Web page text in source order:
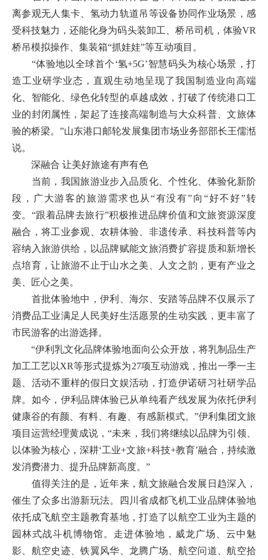
离参观无人集卡、氢动力轨道吊等设备协同作业场景，感
受科技魅力，还能化身为码头装卸工、桥吊司机，体验VR
桥吊模拟操作、集装箱“抓娃娃”等互动项目。
“体验地以全球首个‘氢+5G’智慧码头为核心场景，打
造工业研学业态，直观生动地呈现了我国制造业向高端
化、智能化、绿色化转型的卓越成效，打破了传统港口工
业的封闭属性，架起了连接高端制造与大众科普、文旅体
验的桥梁。”山东港口邮轮发展集团市场业务部部长王儒湉
说。
深融合 让美好旅途有声有色
当前，我国旅游业步入品质化、个性化、体验化新阶
段，广大游客的旅游需求也从“有没有”向“好不好”转
变。“跟着品牌去旅行”积极推进品牌价值和文旅资源深度
融合，将工业参观、农耕体验、非遗传承、科技科普等内
容纳入旅游供给，以品牌赋能文旅消费扩容提质和新增长
点培育，让旅游不止于山水之美、人文之韵，更有产业之
美、匠心之美。
首批体验地中，伊利、海尔、安踏等品牌不仅展示了
消费品工业满足人民美好生活愿景的生动实践，更丰富了
市民游客的出游选择。
“伊利乳文化品牌体验地面向公众开放，将乳制品生产
加工工艺以XR等形式提炼为27项互动游戏，推出一季一主
题、活动不重样的假日文娱活动，打造伊诺研习社研学品
牌。如今，伊利品牌体验已从单纯看产线发展为依托伊利
健康谷的有颜、有料、有趣、有感新模式。”伊利集团文旅
项目运营经理黄成说，“未来，我们将继续以品牌为引领、
以体验为核心，深耕‘工业+文旅+科技+教育’融合，持续激
发消费潜力、提升品牌新高度。”
值得关注的是，近年来，航文旅融合发展日趋深入，
催生了众多出游新玩法。四川省成都飞机工业品牌体验地
依托成飞航空主题教育基地，打造了以航空工业为主题的
园林式战斗机博物馆。走进体验地，威龙广场、云中魅
影、航空史迹、铁翼风华、龙腾广场、航空问道、航空拾